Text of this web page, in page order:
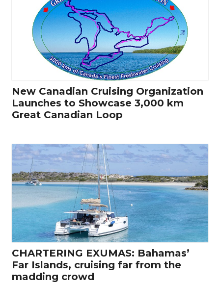
New Canadian Cruising Organization
Launches to Showcase 3,000 km
Great Canadian Loop
CHARTERING EXUMAS: Bahamas’
Far Islands, cruising far from the
madding crowd